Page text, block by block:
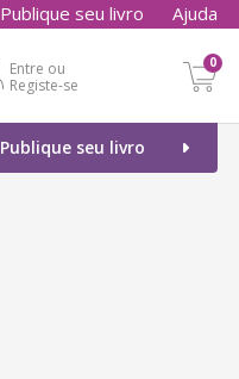
Publique seu livro Ajuda
Entre ou
Registe-se
0
Publique seu livro